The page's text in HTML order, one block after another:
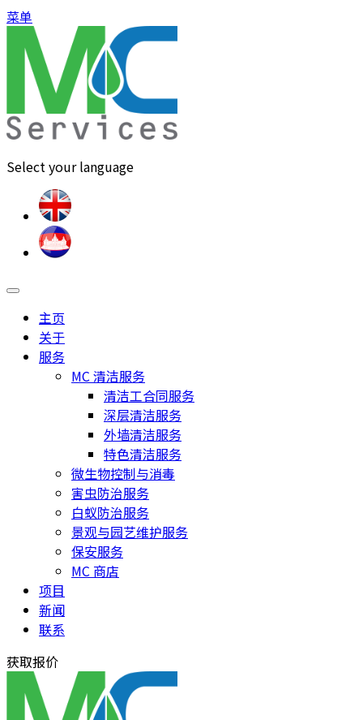
菜单
Select your language
主页
关于
服务
MC 清洁服务
清洁工合同服务
深层清洁服务
外墙清洁服务
特色清洁服务
微生物控制与消毒
害虫防治服务
白蚁防治服务
景观与园艺维护服务
保安服务
MC 商店
项目
新闻
联系
获取报价